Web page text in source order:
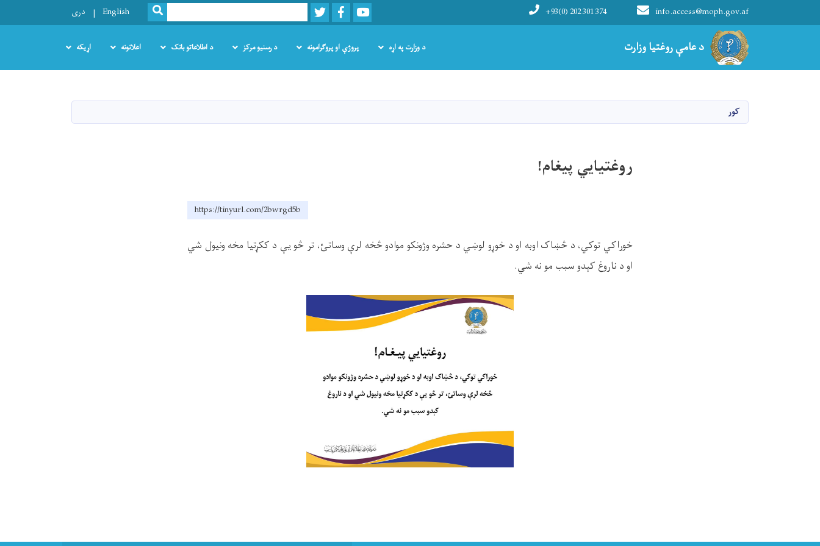
د عامې روغتیا وزارت
info.access@moph.gov.af
+93(0) 202 301 374
Youtube
Facebook
Twitter
Search
SEARCH
English دری
Main navigation
د عامې روغتیا وزارت د وزارت په اړه پروژې او پروګرامونه د رسنیو مرکز د اطلاعاتو بانک اعلانونه اړیکه
کور
روغتیايي پیغام!
https://tinyurl.com/2bwrgd5b
خوراکي توکي، د څښاک اوبه او د خوړو لوښي د حشره‌ وژونکو موادو څخه لرې وساتئ، تر څو يې د ککړتیا مخه ونیول شي
او د ناروغ کېدو سبب مو نه شي.